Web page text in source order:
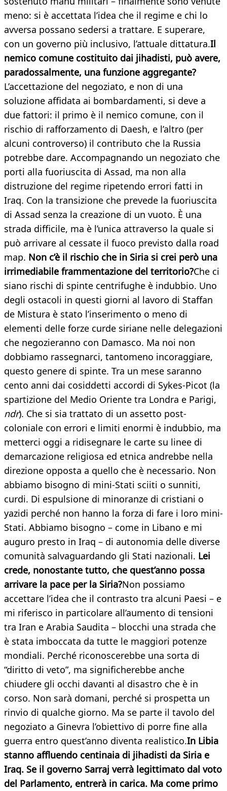
meno: si è accettata l’idea che il regime e chi lo
avversa possano sedersi a trattare. E superare,
con un governo più inclusivo, l’attuale dittatura.Il
nemico comune costituito dai jihadisti, può avere,
paradossalmente, una funzione aggregante?
L’accettazione del negoziato, e non di una
soluzione affidata ai bombardamenti, si deve a
due fattori: il primo è il nemico comune, con il
rischio di rafforzamento di Daesh, e l’altro (per
alcuni controverso) il contributo che la Russia
potrebbe dare. Accompagnando un negoziato che
porti alla fuoriuscita di Assad, ma non alla
distruzione del regime ripetendo errori fatti in
Iraq. Con la transizione che prevede la fuoriuscita
di Assad senza la creazione di un vuoto. È una
strada difficile, ma è l’unica attraverso la quale si
può arrivare al cessate il fuoco previsto dalla road
map. Non c’è il rischio che in Siria si crei però una
irrimediabile frammentazione del territorio?Che ci
siano rischi di spinte centrifughe è indubbio. Uno
degli ostacoli in questi giorni al lavoro di Staffan
de Mistura è stato l’inserimento o meno di
elementi delle forze curde siriane nelle delegazioni
che negozieranno con Damasco. Ma noi non
dobbiamo rassegnarci, tantomeno incoraggiare,
questo genere di spinte. Tra un mese saranno
cento anni dai cosiddetti accordi di Sykes-Picot (la
spartizione del Medio Oriente tra Londra e Parigi,
ndr). Che si sia trattato di un assetto post-
coloniale con errori e limiti enormi è indubbio, ma
metterci oggi a ridisegnare le carte su linee di
demarcazione religiosa ed etnica andrebbe nella
direzione opposta a quello che è necessario. Non
abbiamo bisogno di mini-Stati sciiti o sunniti,
curdi. Di espulsione di minoranze di cristiani o
yazidi perché non hanno la forza di fare i loro mini-
Stati. Abbiamo bisogno – come in Libano e mi
auguro presto in Iraq – di autonomia delle diverse
comunità salvaguardando gli Stati nazionali. Lei
crede, nonostante tutto, che quest’anno possa
arrivare la pace per la Siria?Non possiamo
accettare l’idea che il contrasto tra alcuni Paesi – e
mi riferisco in particolare all’aumento di tensioni
tra Iran e Arabia Saudita – blocchi una strada che
è stata imboccata da tutte le maggiori potenze
mondiali. Perché riconoscerebbe una sorta di
“diritto di veto”, ma significherebbe anche
chiudere gli occhi davanti al disastro che è in
corso. Non sarà domani, perché si prospetta un
rinvio di qualche giorno. Ma se parte il tavolo del
negoziato a Ginevra l’obiettivo di porre fine alla
guerra entro quest’anno diventa realistico.In Libia
stanno affluendo centinaia di jihadisti da Siria e
Iraq. Se il governo Sarraj verrà legittimato dal voto
del Parlamento, entrerà in carica. Ma come primo